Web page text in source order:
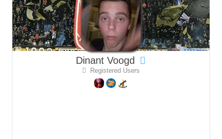
Dinant Voogd
Registered Users